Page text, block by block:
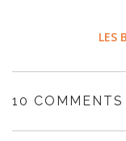
LES
10 COMMENTS